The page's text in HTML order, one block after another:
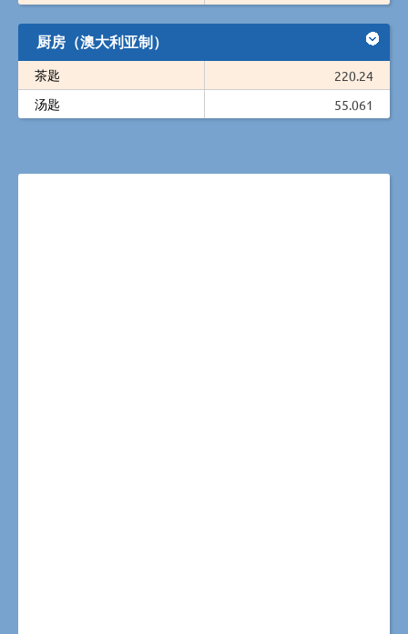
厨房（澳大利亚制）
茶匙
220.24
汤匙
55.061